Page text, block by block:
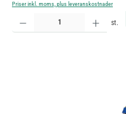
Priser inkl. moms, plus leveranskostnader
Produktkvantitet: Ange önskat belopp eller
st.